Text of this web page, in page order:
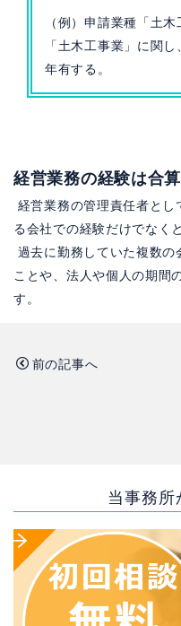
（例）申請業種「土
「土木工事業」に関
年有する。
経営業務の経験は合
経営業務の管理責任者と
る会社での経験だけでなく
過去に勤務していた複数
ことや、法人や個人の期間
す。
前の記事へ
当事務所